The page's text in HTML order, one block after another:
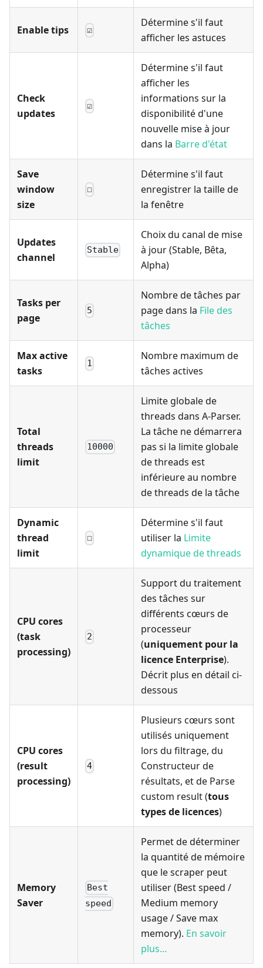
Enable tips ☑
Détermine s'il faut
afficher les astuces
Check
updates
☑
Détermine s'il faut
afficher les
informations sur la
disponibilité d'une
nouvelle mise à jour
dans la Barre d'état
Save
window
size
☐
Détermine s'il faut
enregistrer la taille de
la fenêtre
Updates
channel
Stable
Choix du canal de mise
à jour (Stable, Bêta,
Alpha)
Tasks per
page
5
Nombre de tâches par
page dans la File des
tâches
Max active
tasks
1
Nombre maximum de
tâches actives
Total
threads
limit
10000
Limite globale de
threads dans A-Parser.
La tâche ne démarrera
pas si la limite globale
de threads est
inférieure au nombre
de threads de la tâche
Dynamic
thread
limit
☐
Détermine s'il faut
utiliser la Limite
dynamique de threads
CPU cores
(task
processing)
2
Support du traitement
des tâches sur
différents cœurs de
processeur
(uniquement pour la
licence Enterprise).
Décrit plus en détail ci-
dessous
CPU cores
(result
processing)
4
Plusieurs cœurs sont
utilisés uniquement
lors du filtrage, du
Constructeur de
résultats, et de Parse
custom result (tous
types de licences)
Memory
Saver
Best
speed
Permet de déterminer
la quantité de mémoire
que le scraper peut
utiliser (Best speed /
Medium memory
usage / Save max
memory). En savoir
plus...